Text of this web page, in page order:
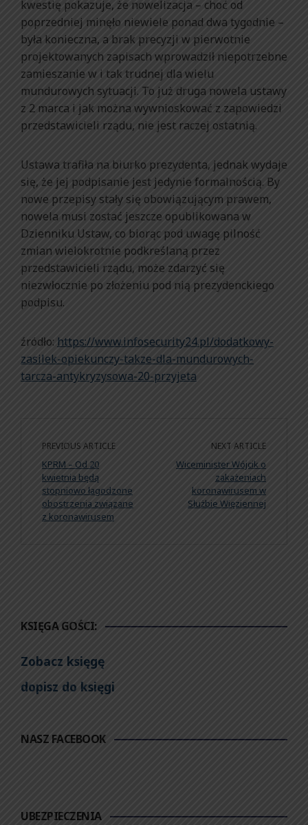
kwestię pokazuje, że nowelizacja – choć od
poprzedniej minęło niewiele ponad dwa tygodnie –
była konieczna, a brak precyzji w pierwotnie
projektowanych zapisach wprowadził niepotrzebne
zamieszanie w i tak trudnej dla wielu
mundurowych sytuacji. To już druga nowela ustawy
z 2 marca i jak można wywnioskować z zapowiedzi
przedstawicieli rządu, nie jest raczej ostatnią.
Ustawa trafiła na biurko prezydenta, jednak wydaje
się, że jej podpisanie jest jedynie formalnością. By
nowe przepisy stały się obowiązującym prawem,
nowela musi zostać jeszcze opublikowana w
Dzienniku Ustaw, co biorąc pod uwagę pilność
zmian wielokrotnie podkreślaną przez
przedstawicieli rządu, może zdarzyć się
niezwłocznie po złożeniu pod nią prezydenckiego
podpisu.
źródło: https://www.infosecurity24.pl/dodatkowy-
zasilek-opiekunczy-takze-dla-mundurowych-
tarcza-antykryzysowa-20-przyjeta
PREVIOUS ARTICLE
KPRM – Od 20
kwietnia będą
stopniowo łagodzone
obostrzenia związane
z koronawirusem
NEXT ARTICLE
Wiceminister Wójcik o
zakażeniach
koronawirusem w
Służbie Więziennej
KSIĘGA GOŚCI:
Zobacz księgę
dopisz do księgi
NASZ FACEBOOK
UBEZPIECZENIA